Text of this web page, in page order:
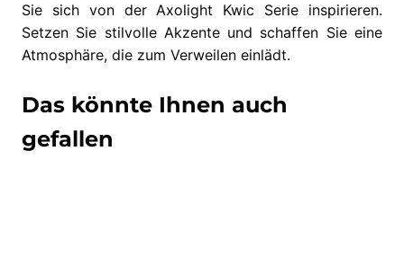
Sie sich von der Axolight Kwic Serie inspirieren.
Setzen Sie stilvolle Akzente und schaffen Sie eine
Atmosphäre, die zum Verweilen einlädt.
Das könnte Ihnen auch
gefallen